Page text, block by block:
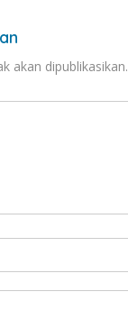
akan dipublikasikan.